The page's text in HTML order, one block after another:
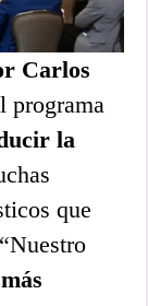
Carlos
programa
la
que
más